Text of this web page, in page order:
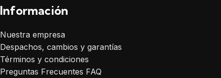
Información
Nuestra empresa
Despachos, cambios y garantías
Términos y condiciones
Preguntas Frecuentes FAQ